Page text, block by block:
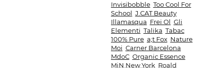
Invisibobble Too Cool For
School J.CAT Beauty
Illamasqua Frei Ol Gli
Elementi Talika Tabac
100% Pure a;t Fox Nature
Moi Carner Barcelona
MdoC Organic Essence
MiN New York Roald